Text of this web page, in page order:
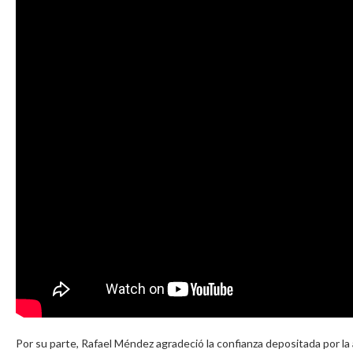
Por su parte, Rafael Méndez agradeció la confianza depositada por